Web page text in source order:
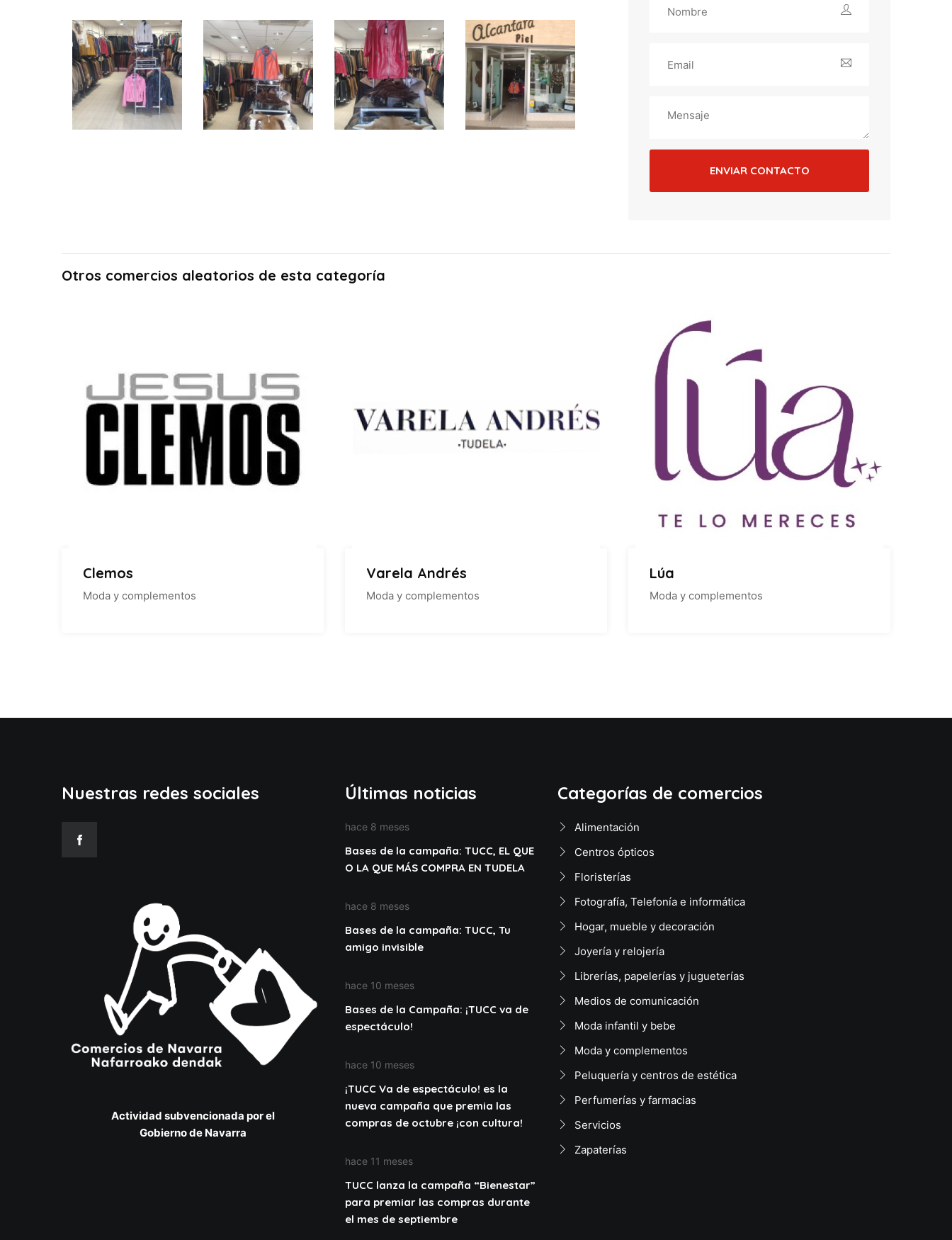
ENVIAR CONTACTO
Otros comercios aleatorios de esta categoría
Clemos
Moda y complementos
Varela Andrés
Moda y complementos
Lúa
Moda y complementos
Nuestras redes sociales
Actividad subvencionada por el
Gobierno de Navarra
Últimas noticias
hace 8 meses
Bases de la campaña: TUCC, EL QUE
O LA QUE MÁS COMPRA EN TUDELA
hace 8 meses
Bases de la campaña: TUCC, Tu
amigo invisible
hace 10 meses
Bases de la Campaña: ¡TUCC va de
espectáculo!
hace 10 meses
¡TUCC Va de espectáculo! es la
nueva campaña que premia las
compras de octubre ¡con cultura!
hace 11 meses
TUCC lanza la campaña “Bienestar”
para premiar las compras durante
el mes de septiembre
Categorías de comercios
Alimentación
Centros ópticos
Floristerías
Fotografía, Telefonía e informática
Hogar, mueble y decoración
Joyería y relojería
Librerías, papelerías y jugueterías
Medios de comunicación
Moda infantil y bebe
Moda y complementos
Peluquería y centros de estética
Perfumerías y farmacias
Servicios
Zapaterías